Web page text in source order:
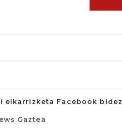
elkarrizketa Facebook bidez
Gaztea